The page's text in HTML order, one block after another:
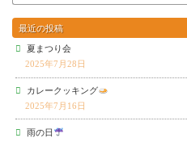
最近の投稿
夏まつり会
2025年7月28日
カレークッキング
2025年7月16日
雨の日